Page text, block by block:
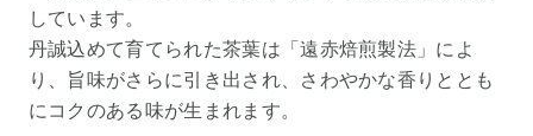
しています。
丹誠込めて育てられた茶葉は「遠赤焙煎製法」によ
り、旨味がさらに引き出され、さわやかな香りととも
にコクのある味が生まれます。